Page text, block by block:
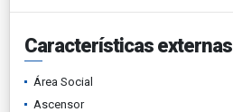
Características externas
Área Social
Ascensor